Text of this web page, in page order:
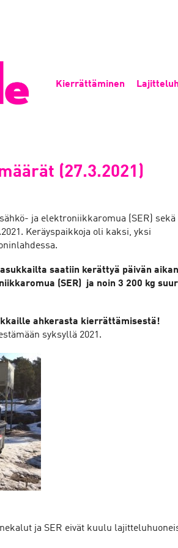
Kierrättäminen
(27.3.2021)
ja elektroniikkaromua (SER) sekä
Keräyspaikkoja oli kaksi, yksi
saatiin kerättyä päivän
(SER) ja noin 3 200 kg
ahkerasta kierrättämisestä!
syksyllä 2021.
ja SER eivät kuulu